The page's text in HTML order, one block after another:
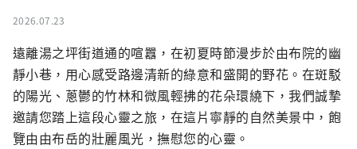
2026.07.23
遠離湯之坪街道通的喧囂，在初夏時節漫步於由布院的幽
靜小巷，用心感受路邊清新的綠意和盛開的野花。在斑駁
的陽光、蔥鬱的竹林和微風輕拂的花朵環繞下，我們誠摯
邀請您踏上這段心靈之旅，在這片寧靜的自然美景中，飽
覽由由布岳的壯麗風光，撫慰您的心靈。